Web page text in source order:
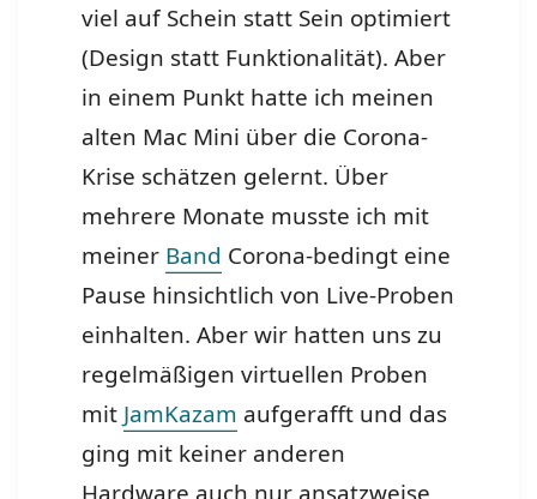
viel auf Schein statt Sein optimiert
(Design statt Funktionalität). Aber
in einem Punkt hatte ich meinen
alten Mac Mini über die Corona-
Krise schätzen gelernt. Über
mehrere Monate musste ich mit
meiner Band Corona-bedingt eine
Pause hinsichtlich von Live-Proben
einhalten. Aber wir hatten uns zu
regelmäßigen virtuellen Proben
mit JamKazam aufgerafft und das
ging mit keiner anderen